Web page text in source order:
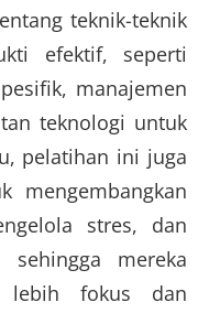
teknik-teknik
efektif, seperti
manajemen
teknologi untuk
pelatihan ini juga
mengembangkan
stres, dan
sehingga mereka
lebih fokus dan